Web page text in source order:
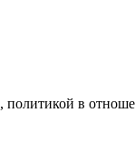
, политикой в